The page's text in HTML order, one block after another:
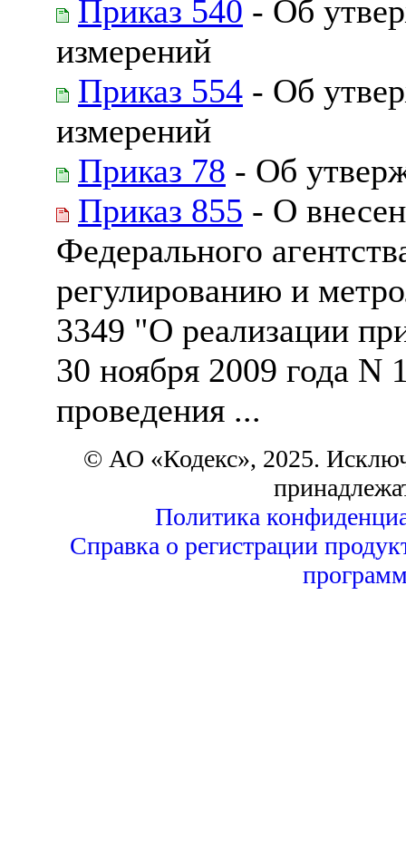
Приказ 540 - Об
измерений
Приказ 554 - Об
измерений
Приказ 78 - Об
Приказ 855 - О
Федерального
регулированию и
3349 "О реализации
30 ноября 2009 года
проведения ...
© АО «Кодекс», 2025.
Политика
Справка о регистрации